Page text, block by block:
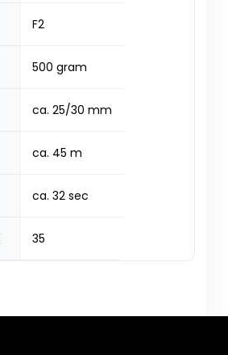
F2
500 gram
ca. 25/30 mm
ca. 45 m
ca. 32 sec
35